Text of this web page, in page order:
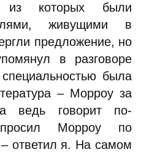
из которых были
живущими в
предложение, но
в разговоре
была
– Морроу за
ведь говорит по-
Морроу по
ответил я. На самом